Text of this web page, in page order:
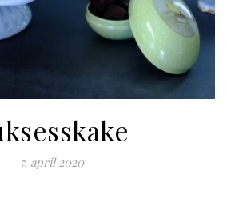
7. april 2020